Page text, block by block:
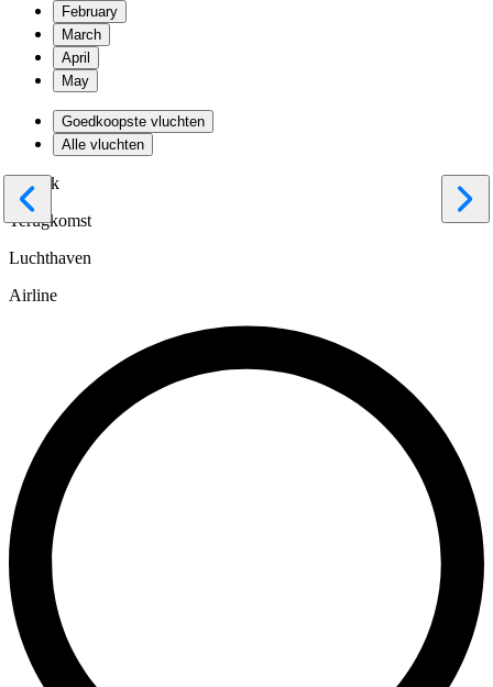
February
March
April
May
Goedkoopste vluchten
Alle vluchten
Vertrek
Terugkomst
Luchthaven
Airline